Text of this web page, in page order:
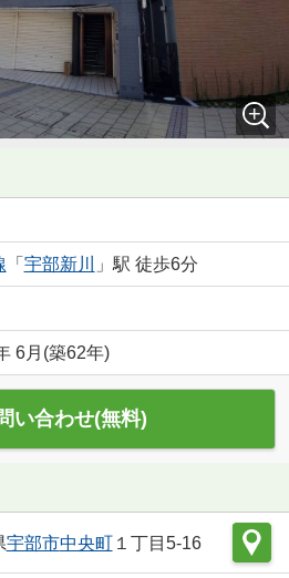
「 宇部新川 」駅 徒歩6分
6月(築62年)
い合わせ(無料)
宇部市中央町１丁目5-16